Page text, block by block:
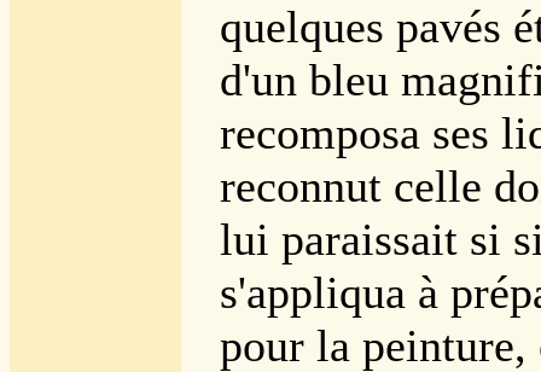
quelques pavés
d'un bleu
recomposa ses
reconnut celle
lui paraissait si
s'appliqua à
pour la